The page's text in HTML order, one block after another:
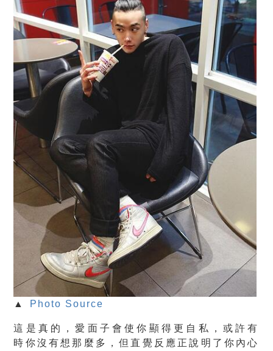
▲ Photo Source
這是真的，愛面子會使你顯得更 自私
，或許有
時你沒有想那麼多，但直覺反應正說明了你內心